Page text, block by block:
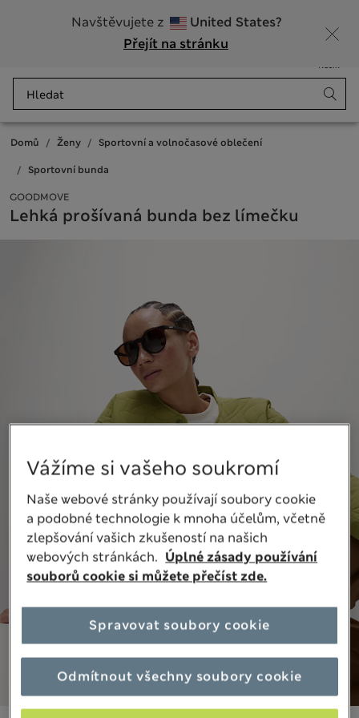
Navštěvujete z
United States?
Přejít na stránku
Košík
Domů Ženy Sportovní a volnočasové oblečení
Sportovní bunda
GOODMOVE
Lehká prošívaná bunda bez límečku
Vážíme si vašeho soukromí
Naše webové stránky používají soubory cookie
a podobné technologie k mnoha účelům, včetně
zlepšování vašich zkušeností na našich
webových stránkách. Úplné zásady používání
souborů cookie si můžete přečíst zde.
Odmítnout všechny soubory cookie
Spravovat soubory cookie